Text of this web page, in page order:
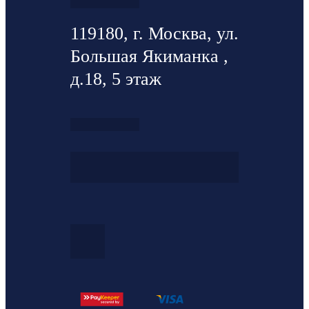
119180, г. Москва, ул.
Большая Якиманка ,
д.18, 5 этаж